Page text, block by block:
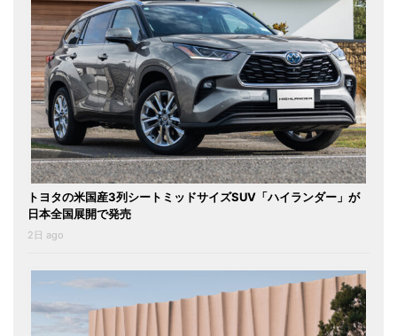
トヨタの米国産3列シートミッドサイズSUV「ハイランダー」が
日本全国展開で発売
2日 ago